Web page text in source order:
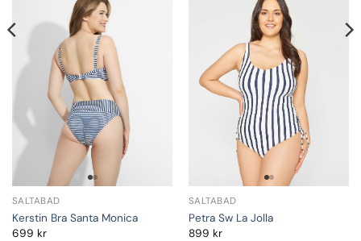
SALTABAD
Kerstin Bra Santa Monica
699 kr
SALTABAD
Petra Sw La Jolla
899 kr